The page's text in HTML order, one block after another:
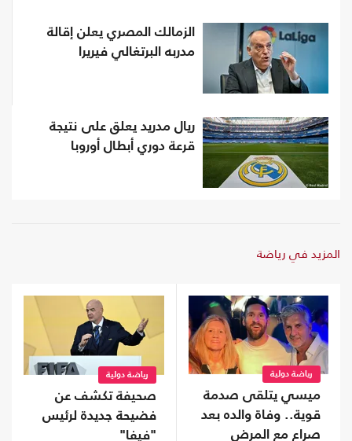
الزمالك المصري يعلن إقالة
مدربه البرتغالي فيريرا
ريال مدريد يعلق على نتيجة
قرعة دوري أبطال أوروبا
المزيد في رياضة
رياضة دولية
ميسي يتلقى صدمة
قوية.. وفاة والده بعد
صراع مع المرض
رياضة دولية
صحيفة تكشف عن
فضيحة جديدة لرئيس
"فيفا"